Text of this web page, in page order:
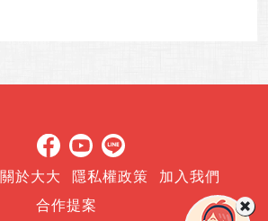
關於大大 隱私權政策
加入我們
合作提案